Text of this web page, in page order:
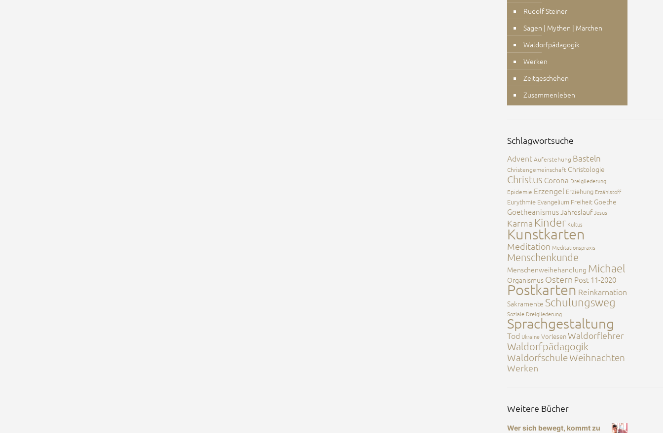
Rudolf Steiner
Sagen | Mythen | Märchen
Waldorfpädagogik
Werken
Zeitgeschehen
Zusammenleben
Schlagwortsuche
AdventAuferstehung Basteln
Christengemeinschaft Christologie
Christus Corona Dreigliederung
Epidemie Erzengel Erziehung Erzählstoff
Eurythmie Evangelium Freiheit Goethe
GoetheanismusJahreslaufJesus
Karma Kinder Kultus
Kunstkarten
Meditation Meditationspraxis
Menschenkunde
Menschenweihehandlung Michael
Organismus Ostern Post 11-2020
Postkarten Reinkarnation
Sakramente Schulungsweg
Soziale Dreigliederung
Sprachgestaltung
Tod UkraineVorlesenWaldorflehrer
Waldorfpädagogik
WaldorfschuleWeihnachten
Werken
Weitere Bücher
Wer sich bewegt, kommt zu